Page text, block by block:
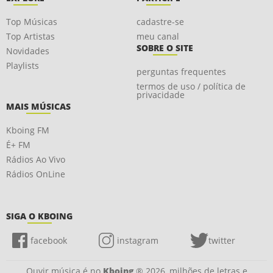
Top Músicas
Top Artistas
Novidades
Playlists
cadastre-se
meu canal
SOBRE O SITE
perguntas frequentes
termos de uso / política de
privacidade
MAIS MÚSICAS
Kboing FM
É+ FM
Rádios Ao Vivo
Rádios OnLine
SIGA O KBOING
facebook instagram twitter